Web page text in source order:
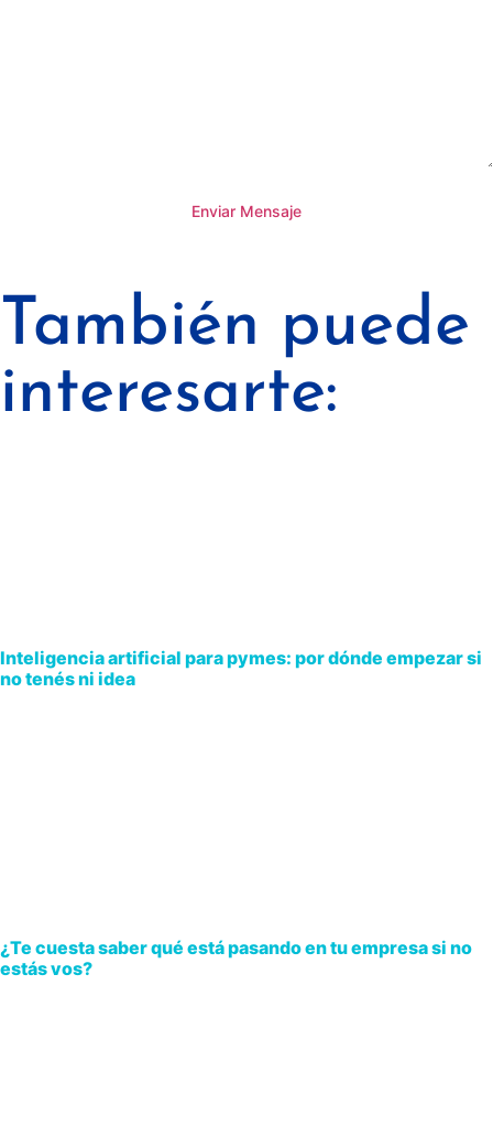
Enviar Mensaje
También puede
interesarte:
Inteligencia artificial para pymes: por dónde empezar si
no tenés ni idea
¿Te cuesta saber qué está pasando en tu empresa si no
estás vos?